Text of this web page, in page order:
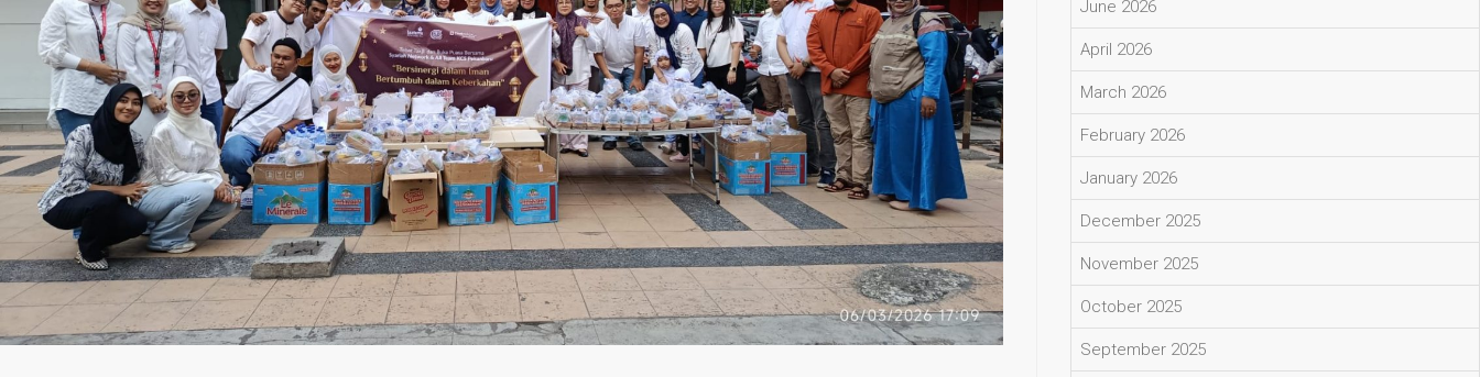
June 2026
April 2026
March 2026
February 2026
January 2026
December 2025
November 2025
October 2025
September 2025